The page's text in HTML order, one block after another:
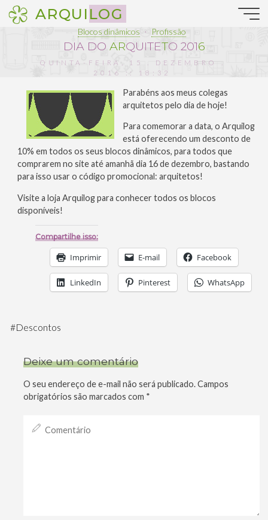
Pular
para
ARQUILOG
Blocos dinâmicos Profissão
DIA DO ARQUITETO 2016
QUINTA-FEIRA, 15 . DEZEMBRO .
2016 :: 18:32
Parabéns aos meus colegas
arquitetos pelo dia de hoje!
Para comemorar a data, o Arquilog
está oferecendo um desconto de
10% em todos os seus blocos dinâmicos, para todos que
comprarem no site até amanhã dia 16 de dezembro, bastando
para isso usar o código promocional: arquitetos!
Visite a loja Arquilog para conhecer todos os blocos
disponíveis!
Compartilhe isso:
Imprimir E-mail Facebook
LinkedIn Pinterest WhatsApp
#Descontos
Deixe um comentário
O seu endereço de e-mail não será publicado.Campos
obrigatórios são marcados com *